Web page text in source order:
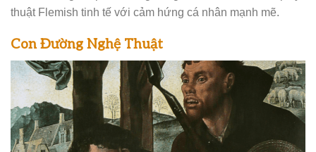
thuật Flemish tinh tế với cảm hứng cá nhân mạnh mẽ.
Con Đường Nghệ Thuật